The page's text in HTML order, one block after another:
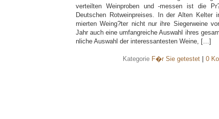
verteilten Weinproben und -messen ist die
Deutschen Rotweinpreises. In der Alten Kelter
mierten Weing?ter nicht nur ihre Siegerweine
Jahr auch eine umfangreiche Auswahl ihres
nliche Auswahl der interessantesten Weine, […]
Kategorie F�r Sie getestet 0